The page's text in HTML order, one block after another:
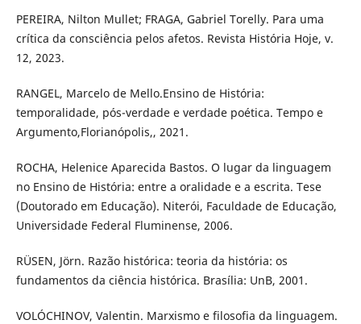
PEREIRA, Nilton Mullet; FRAGA, Gabriel Torelly. Para uma
crítica da consciência pelos afetos. Revista História Hoje, v.
12, 2023.
RANGEL, Marcelo de Mello.Ensino de História:
temporalidade, pós-verdade e verdade poética. Tempo e
Argumento,Florianópolis,, 2021.
ROCHA, Helenice Aparecida Bastos. O lugar da linguagem
no Ensino de História: entre a oralidade e a escrita. Tese
(Doutorado em Educação). Niterói, Faculdade de Educação,
Universidade Federal Fluminense, 2006.
RÜSEN, Jörn. Razão histórica: teoria da história: os
fundamentos da ciência histórica. Brasília: UnB, 2001.
VOLÓCHINOV, Valentin. Marxismo e filosofia da linguagem.